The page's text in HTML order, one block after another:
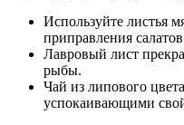
Используйте листья
приправления
Лавровый лист
рыбы.
Чай из липового
успокаивающими